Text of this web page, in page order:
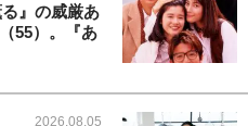
』の威厳あ
55）。『あ
2026.08.05